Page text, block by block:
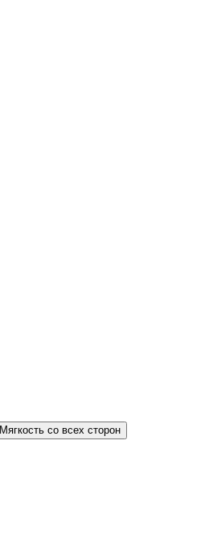
Мягкость со всех сторон